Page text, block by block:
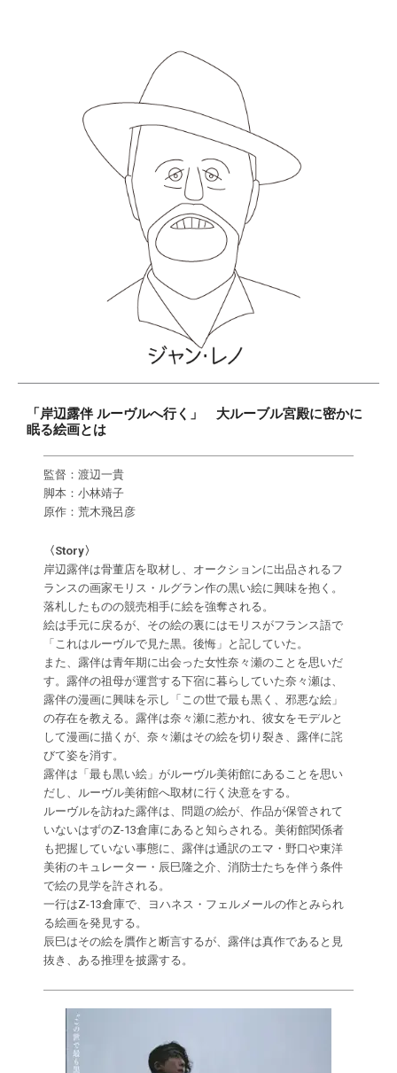
「岸辺露伴 ルーヴルへ行く」 大ルーブル宮殿に密かに
眠る絵画とは
監督：渡辺一貴
脚本：小林靖子
原作：荒木飛呂彦
〈Story〉
岸辺露伴は骨董店を取材し、オークションに出品されるフ
ランスの画家モリス・ルグラン作の黒い絵に興味を抱く。
落札したものの競売相手に絵を強奪される。
絵は手元に戻るが、その絵の裏にはモリスがフランス語で
「これはルーヴルで見た黒。後悔」と記していた。
また、露伴は青年期に出会った女性奈々瀬のことを思いだ
す。露伴の祖母が運営する下宿に暮らしていた奈々瀬は、
露伴の漫画に興味を示し「この世で最も黒く、邪悪な絵」
の存在を教える。露伴は奈々瀬に惹かれ、彼女をモデルと
して漫画に描くが、奈々瀬はその絵を切り裂き、露伴に詫
びて姿を消す。
露伴は「最も黒い絵」がルーヴル美術館にあることを思い
だし、ルーヴル美術館へ取材に行く決意をする。
ルーヴルを訪ねた露伴は、問題の絵が、作品が保管されて
いないはずのZ-13倉庫にあると知らされる。美術館関係者
も把握していない事態に、露伴は通訳のエマ・野口や東洋
美術のキュレーター・辰巳隆之介、消防士たちを伴う条件
で絵の見学を許される。
一行はZ-13倉庫で、ヨハネス・フェルメールの作とみられ
る絵画を発見する。
辰巳はその絵を贋作と断言するが、露伴は真作であると見
抜き、ある推理を披露する。